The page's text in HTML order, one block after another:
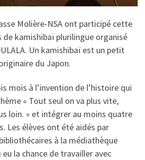
Molière-NSA ont participé cette
de kamishibaï plurilingue organisé
Un kamishibaï est un petit
du Japon.
mois à l’invention de l’histoire qui
« Tout seul on va plus vite,
loin. » et intégrer au moins quatre
Les élèves ont été aidés par
à la médiathèque
eu la chance de travailler avec